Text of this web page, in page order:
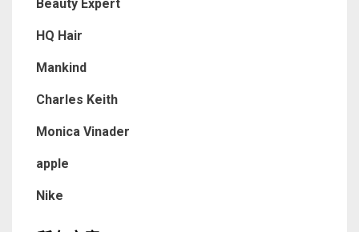
Beauty Expert
HQ Hair
Mankind
Charles Keith
Monica Vinader
apple
Nike